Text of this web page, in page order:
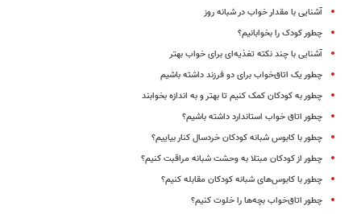
آشنایی با مقدار خواب در شبانه روز
چطور کودک را بخوابانیم؟
آشنایی با چند نکته تغذیه‌ای برای خواب بهتر
چطور یک اتاق‌خواب برای دو فرزند داشته باشیم
چطور به کودکان کمک کنیم تا بهتر و به اندازه بخوابند
چطور اتاق خواب استاندارد داشته باشیم؟
چطور با کابوس شبانه کودکان خردسال کنار بیاییم؟
چطور از کودکان مبتلا به وحشت شبانه مراقبت کنیم؟
چطور با کابوس‌های شبانه کودکان مقابله کنیم؟
چطور اتاق‌خواب بچه‌ها را خلوت کنیم؟